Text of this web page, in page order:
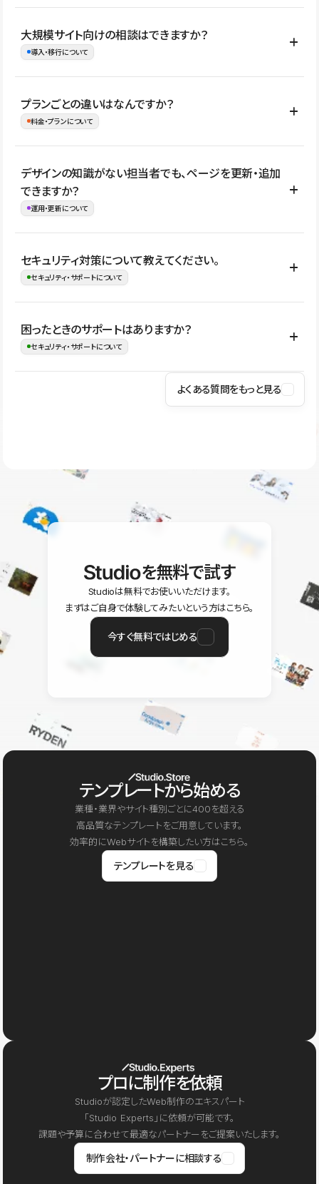
はい。既存サイトの構成やコンテンツ、URLを整理したうえで、
Studio上に再構築する形で移行できます。 WordPressの場合は、
イト全体のデザインや設定がそのまま移行されるわけではないた
め、移行後にページ構成やデザイン、CMS設計、URL・リダイレク
大規模サイト向けの相談はできますか？
導入・移行について
はい。アクセス規模が大きいサイトや、複数部門での運用、権限管
理、セキュリティ確認、既存システムとの連携など、個別の要件が
ない段階でも、お問い合わせください。
お問合せはこちら
プランごとの違いはなんですか？
料金・プランについて
公開ページ数、バージョン履歴の期間、CMS利用数の上限、権限
管理の有無などがプランごとに異なります。詳しくは料金プランペ
ージをご覧ください。
デザインの知識がない担当者でも、ページを更新・追加
できますか？
運用・更新について
はい。CMSやコンポーネントを活用して更新範囲を設計しておく
ことで、デザインを崩しにくい状態で運用できます。 さらにコン
ながらレイアウトに影響を与えずに更新作業を進めやすくなりま
す。
セキュリティ対策について教えてください。
セキュリティ・サポートについて
Studioでは、公開サイトやサービスを安全に利用できるよう、通信
の暗号化、データ保護、アクセス管理、脆弱性対策など、複数の観
はSSL/TLSによる通信暗号化に対応しており、悪質なスクリプトの
困ったときのサポートはありますか？
セキュリティ・サポートについて
操作方法や機能については、ヘルプセンターでご確認いただけま
ユーザー同士で質問・相談できるコミュニティもご利用ください。
よくある質問をもっと見る
を無料で試す
Studioは無料でお使いいただけます。
まずはご自身で体験してみたいという方はこちら。
今すぐ無料ではじめる
テンプレートから始める
業種・業界やサイト種別ごとに400を超える
高品質なテンプレートをご用意しています。
効率的にWebサイトを構築したい方はこちら。
テンプレートを見る
プロに制作を依頼
Studioが認定したWeb制作のエキスパート
「Studio Experts」に依頼が可能です。
課題や予算に合わせて最適なパートナーをご提案いたします。
制作会社・パートナーに相談する